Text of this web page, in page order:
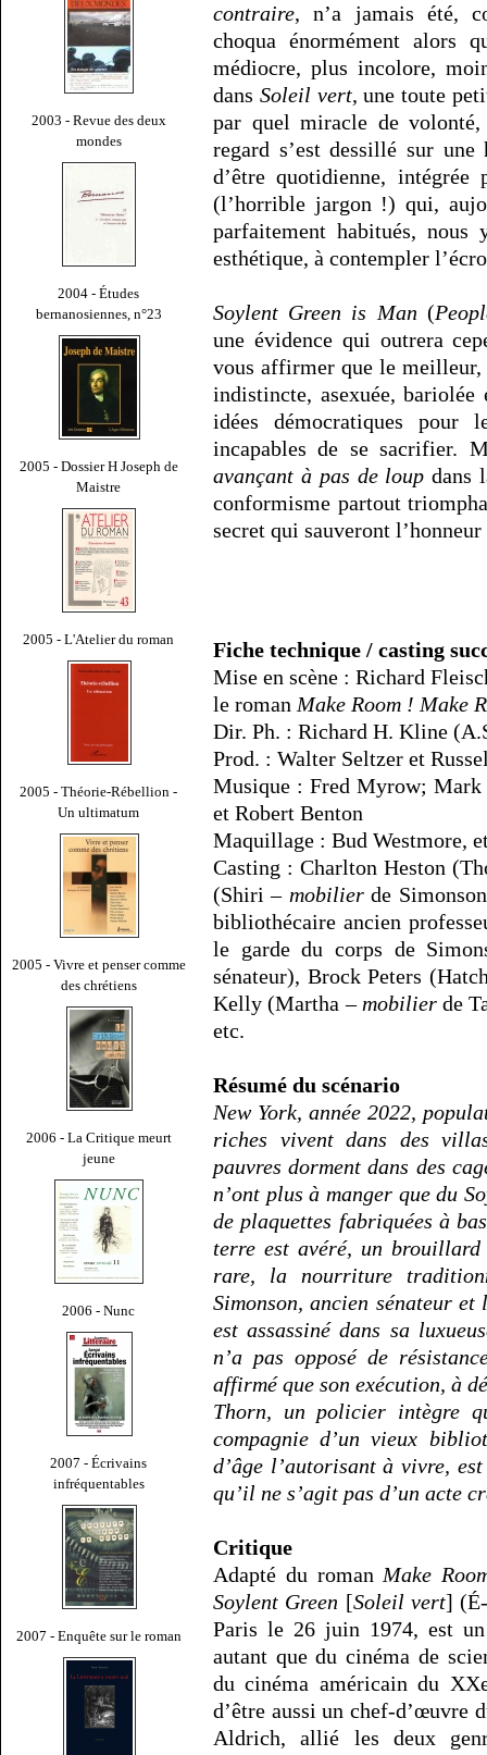
2003 - Revue des deux
mondes
2004 - Études
bernanosiennes, n°23
2005 - Dossier H Joseph de
Maistre
2005 - L'Atelier du roman
2005 - Théorie-Rébellion -
Un ultimatum
2005 - Vivre et penser comme
des chrétiens
2006 - La Critique meurt
jeune
2006 - Nunc
2007 - Écrivains
infréquentables
2007 - Enquête sur le roman
contraire, n’a jamais été,
choqua énormément alors
médiocre, plus incolore,
dans Soleil vert, une toute
par quel miracle de
regard s’est dessillé sur
d’être quotidienne, intégrée
(l’horrible jargon !) qui,
parfaitement habitués, nous
esthétique, à contempler
Soylent Green is Man (
une évidence qui outrera
vous affirmer que le meilleur,
indistincte, asexuée, bariolée
idées démocratiques pour
incapables de se sacrifier.
avançant à pas de loup dans
conformisme partout
secret qui sauveront
Fiche technique / casting
Mise en scène : Richard
le roman Make Room ! Make
Dir. Ph. : Richard H. Kline
Prod. : Walter Seltzer et
Musique : Fred Myrow; Mark
et Robert Benton
Maquillage : Bud Westmore,
Casting : Charlton Heston
(Shiri – mobilierde
bibliothécaire ancien
le garde du corps de
sénateur), Brock Peters
Kelly (Martha – mobilierde
etc.
Résumé du scénario
New York, année 2022,
riches vivent dans des
pauvres dorment dans des
n’ont plus à manger que du
de plaquettes fabriquées à
terre est avéré, un
rare, la nourriture
Simonson, ancien sénateur et
est assassiné dans sa
n’a pas opposé de
affirmé que son exécution, à
Thorn, un policier intègre
compagnie d’un vieux
d’âge l’autorisant à vivre,
qu’il ne s’agit pas d’un acte
Critique
Adapté du roman Make
Soylent Green [Soleil vert]
Paris le 26 juin 1974, est
autant que du cinéma de
du cinéma américain du
d’être aussi un chef-d’œuvre
Aldrich, allié les deux